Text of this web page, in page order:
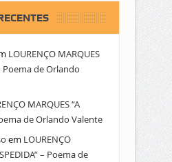
LOURENÇO MARQUES
Poema de Orlando
MARQUES “A
de Orlando Valente
em LOURENÇO
– Poema de